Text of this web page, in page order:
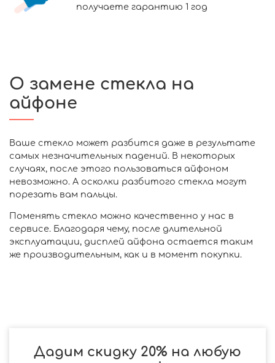
получаете гарантию 1 год
О замене стекла на
айфоне
Ваше стекло может разбится даже в результате
самых незначительных падений. В некоторых
случаях, после этого пользоваться айфоном
невозможно. А осколки разбитого стекла могут
порезать вам пальцы.
Поменять стекло можно качественно у нас в
сервисе. Благодаря чему, после длительной
эксплуатации, дисплей айфона остается таким
же производительным, как и в момент покупки.
Дадим скидку 20% на любую